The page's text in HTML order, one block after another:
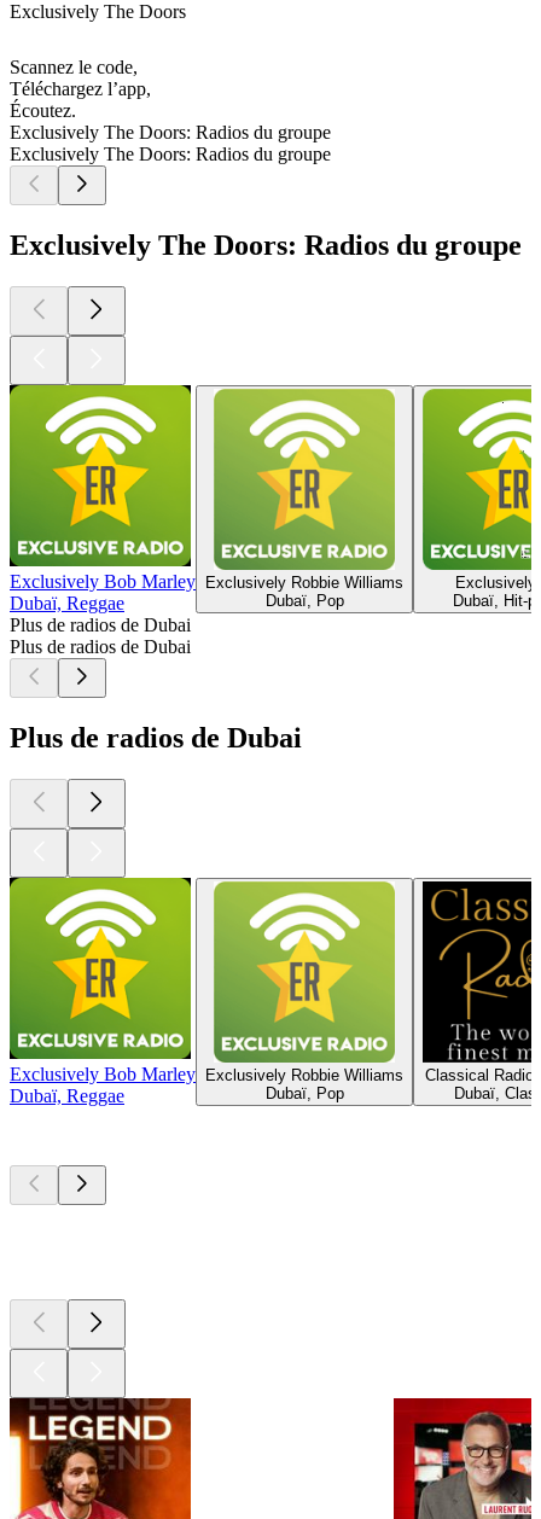
Exclusively The Doors
Scannez le code,
Téléchargez l’app,
Écoutez.
Exclusively The Doors: Radios du groupe
Exclusively The Doors: Radios du groupe
Exclusively The Doors: Radios du groupe
Exclusively Bob Marley
Dubaï, Reggae
Exclusively Robbie Williams
Dubaï, Pop
Exclusively
Dubaï, Hit-
Plus de radios de Dubai
Plus de radios de Dubai
Plus de radios de Dubai
Exclusively Bob Marley
Dubaï, Reggae
Exclusively Robbie Williams
Dubaï, Pop
Classical Radio
Dubaï,